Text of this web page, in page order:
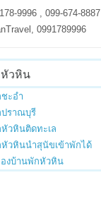
9996 , 099-674-8887
0991789996
วหิน
ะอำ
ราณบุรี
วหินติดทะเล
วหินนำสุนัขเข้าพักได้
งบ้านพักหัวหิน